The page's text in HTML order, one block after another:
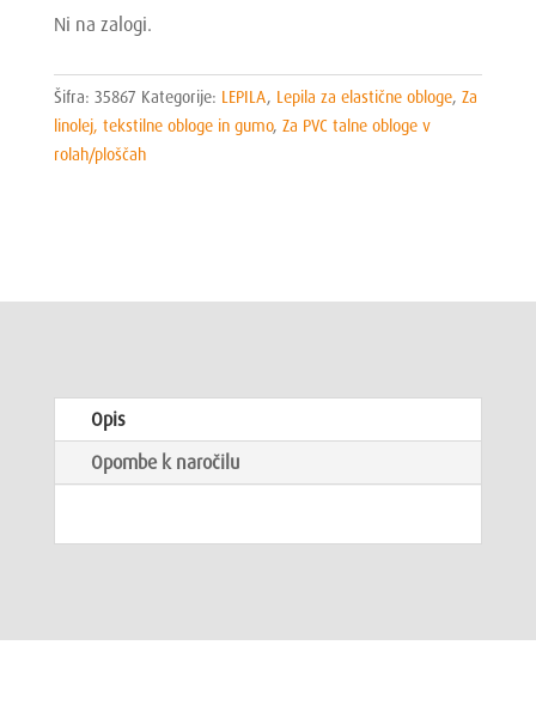
Ni na zalogi.
Šifra: 35867 Kategorije: LEPILA, Lepila za elastične obloge, Za
linolej, tekstilne obloge in gumo, Za PVC talne obloge v
rolah/ploščah
Opis
Opombe k naročilu